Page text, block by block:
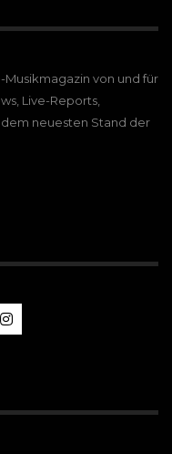
von und für
Live-Reports,
neuesten Stand der